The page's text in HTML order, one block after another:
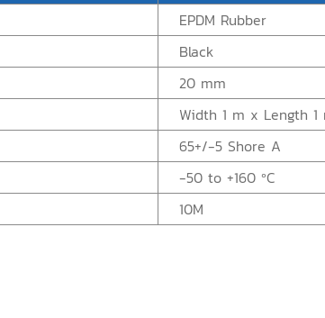
EPDM Rubber
Black
20 mm
Width 1 m x Length 1
65+/-5 Shore A
-50 to +160 ºC
10M